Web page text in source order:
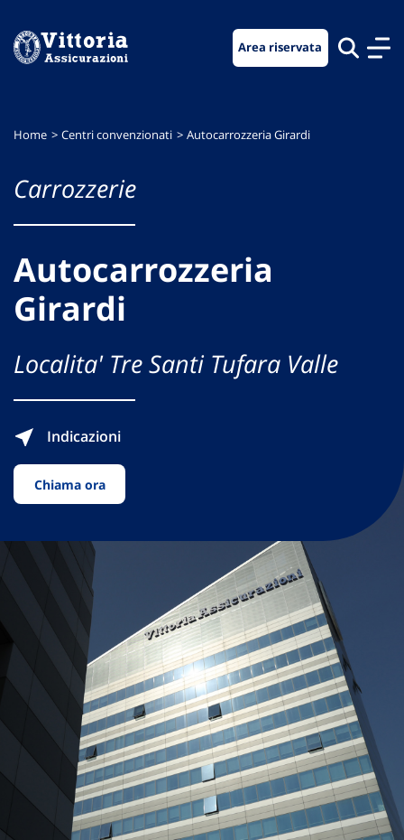
menu
contenuto
footer
Area riservata
Home Centri convenzionati Autocarrozzeria Girardi
Carrozzerie
Autocarrozzeria
Girardi
Localita' Tre Santi Tufara Valle
Indicazioni
Chiama ora